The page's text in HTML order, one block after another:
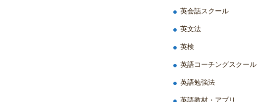
英会話スクール
英文法
英検
英語コーチングスクール
英語勉強法
英語教材・アプリ